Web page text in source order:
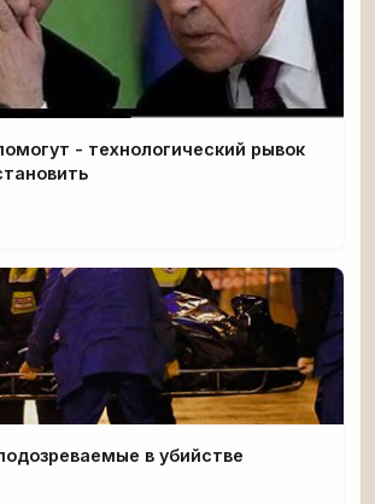
- технологический рывок
в убийстве